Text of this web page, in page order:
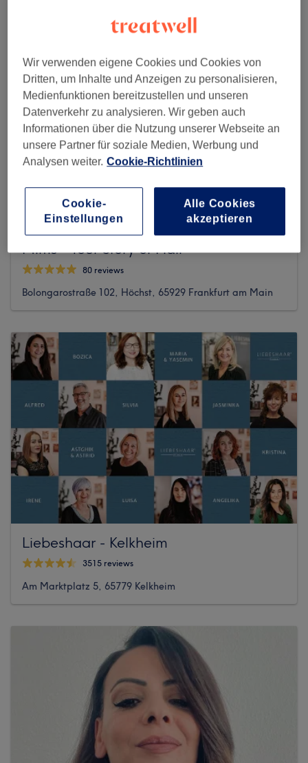
Mims - Your Story of Hair
80 reviews
Bolongarostraße 102, Höchst, 65929 Frankfurt am Main
Liebeshaar - Kelkheim
3515 reviews
Am Marktplatz 5, 65779 Kelkheim
Wir verwenden eigene Cookies und Cookies von
Dritten, um Inhalte und Anzeigen zu personalisieren,
Medienfunktionen bereitzustellen und unseren
Datenverkehr zu analysieren. Wir geben auch
Informationen über die Nutzung unserer Webseite an
unsere Partner für soziale Medien, Werbung und
Analysen weiter. Cookie-Richtlinien
Cookie-
Einstellungen
Alle Cookies
akzeptieren